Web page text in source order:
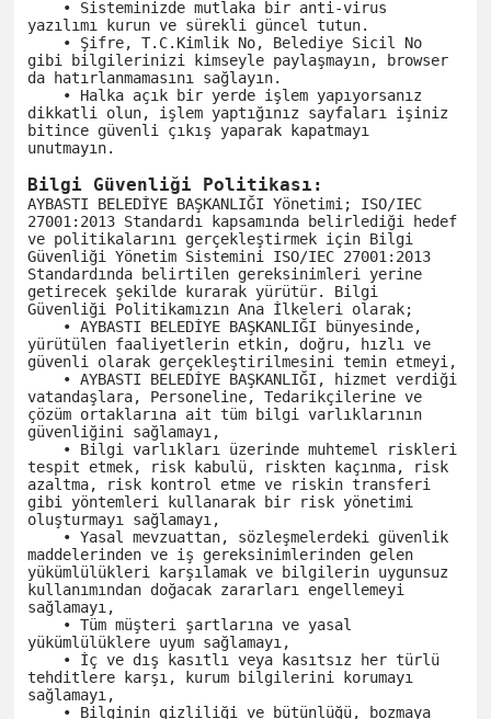
yazılımı kurun ve sürekli güncel tutun.
gibi bilgilerinizi kimseyle paylaşmayın, browser
da hatırlanmamasını sağlayın.
dikkatli olun, işlem yaptığınız sayfaları işiniz
bitince güvenli çıkış yaparak kapatmayı
unutmayın.
Bilgi Güvenliği Politikası:
AYBASTI BELEDİYE BAŞKANLIĞI Yönetimi; ISO/IEC
27001:2013 Standardı kapsamında belirlediği hedef
ve politikalarını gerçekleştirmek için Bilgi
Güvenliği Yönetim Sistemini ISO/IEC 27001:2013
Standardında belirtilen gereksinimleri yerine
getirecek şekilde kurarak yürütür. Bilgi
Güvenliği Politikamızın Ana İlkeleri olarak;
yürütülen faaliyetlerin etkin, doğru, hızlı ve
güvenli olarak gerçekleştirilmesini temin etmeyi,
vatandaşlara, Personeline, Tedarikçilerine ve
çözüm ortaklarına ait tüm bilgi varlıklarının
güvenliğini sağlamayı,
tespit etmek, risk kabulü, riskten kaçınma, risk
azaltma, risk kontrol etme ve riskin transferi
gibi yöntemleri kullanarak bir risk yönetimi
oluşturmayı sağlamayı,
maddelerinden ve iş gereksinimlerinden gelen
yükümlülükleri karşılamak ve bilgilerin uygunsuz
kullanımından doğacak zararları engellemeyi
sağlamayı,
yükümlülüklere uyum sağlamayı,
tehditlere karşı, kurum bilgilerini korumayı
sağlamayı,